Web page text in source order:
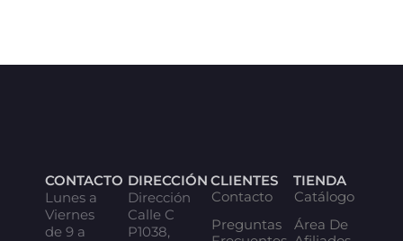
CONTACTO
Lunes a
Viernes
de 9 a
DIRECCIÓN
Dirección
Calle C
P1038,
CLIENTES
Contacto
Preguntas
TIENDA
Catálogo
Área De